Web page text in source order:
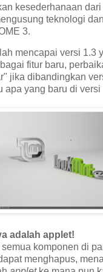
kesederhanaan dari
teknologi
3.
mencapai versi 1.3
fitur baru,
jika dibandingkan
apa yang baru di versi
adalah applet!
komponen di
menghapus,